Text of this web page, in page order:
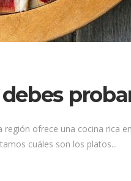
ofrece una cocina rica
cuáles son los platos...